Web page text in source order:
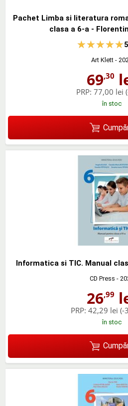
Pachet Limba si literatura
clasa a 6-a -
Art Klett-
69,30
PRP: 77,00 lei
în stoc
Informatica si TIC. Manual
CD Press -
26,99
PRP: 42,29 lei (-
în stoc